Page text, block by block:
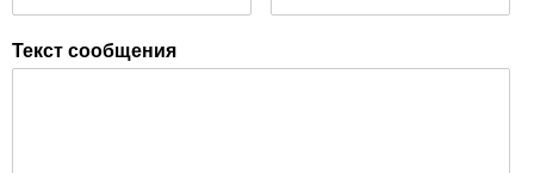
Текст сообщения